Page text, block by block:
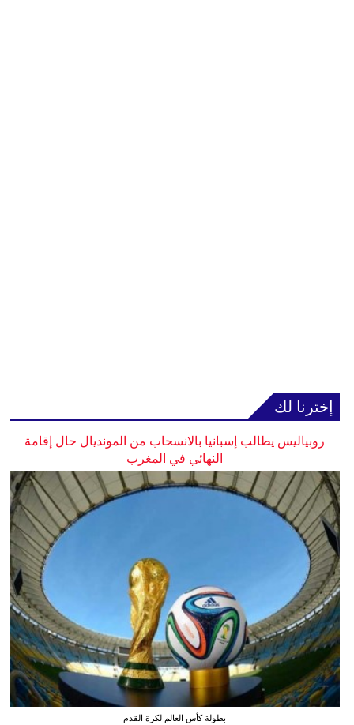
إخترنا لك
روبياليس يطالب إسبانيا بالانسحاب من المونديال حال إقامة
النهائي في المغرب
بطولة كأس العالم لكرة القدم